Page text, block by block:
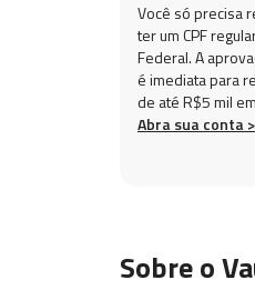
Você só precisa
ter um CPF
Federal. A
é imediata para
de até R$5 mil
Abra sua conta >
Sobre o